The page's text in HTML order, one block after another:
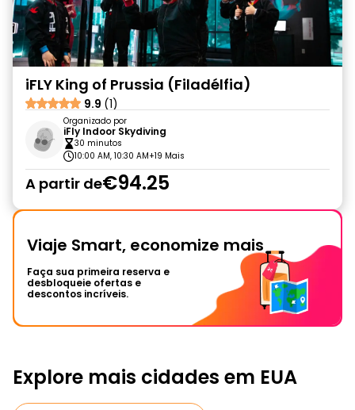
iFLY King of Prussia (Filadélfia)
9.9 (1)
Organizado por
iFly Indoor Skydiving
30 minutos
10:00 AM, 10:30 AM+19 Mais
A partir de€94.25
Viaje Smart, economize mais
Faça sua primeira reserva e
desbloqueie ofertas e
descontos incríveis.
Explore mais cidades em EUA